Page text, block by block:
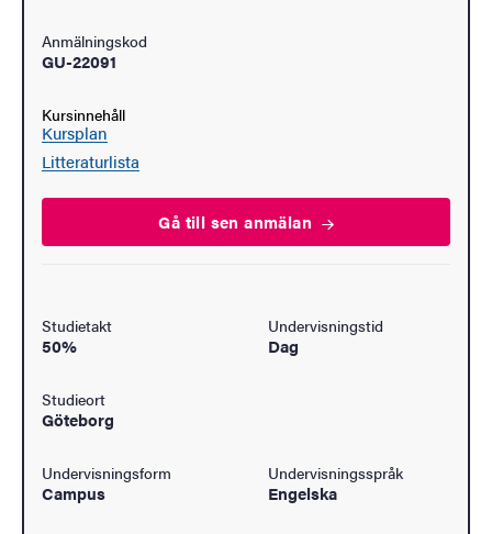
Anmälningskod
GU-22091
Kursinnehåll
Kursplan
Litteraturlista
Gå till senanmälan
Studietakt
50%
Undervisningstid
Dag
Studieort
Göteborg
Undervisningsform
Campus
Undervisningsspråk
Engelska